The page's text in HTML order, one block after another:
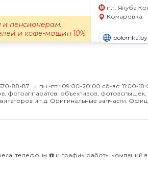
пл. Якуба
Комаровка
polomka.by
и пенсионерам.
и кофе-машин 10%
88-87 пн.-пт.: 09:00-20:00 сб-вс: 11:00-
фотоаппаратов, объективов,
и т.д. Оригинальные запчасти.
телефоны ☎️ и график работы компаний